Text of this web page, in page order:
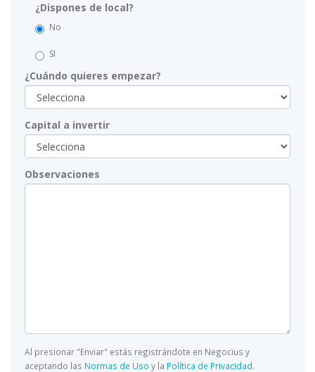
¿Dispones de local?
No
SI
¿Cuándo quieres empezar?
Capital a invertir
Observaciones
Al presionar "Enviar" estás registrándote en Negocius y
aceptando las Normas de Uso y la Política de Privacidad.